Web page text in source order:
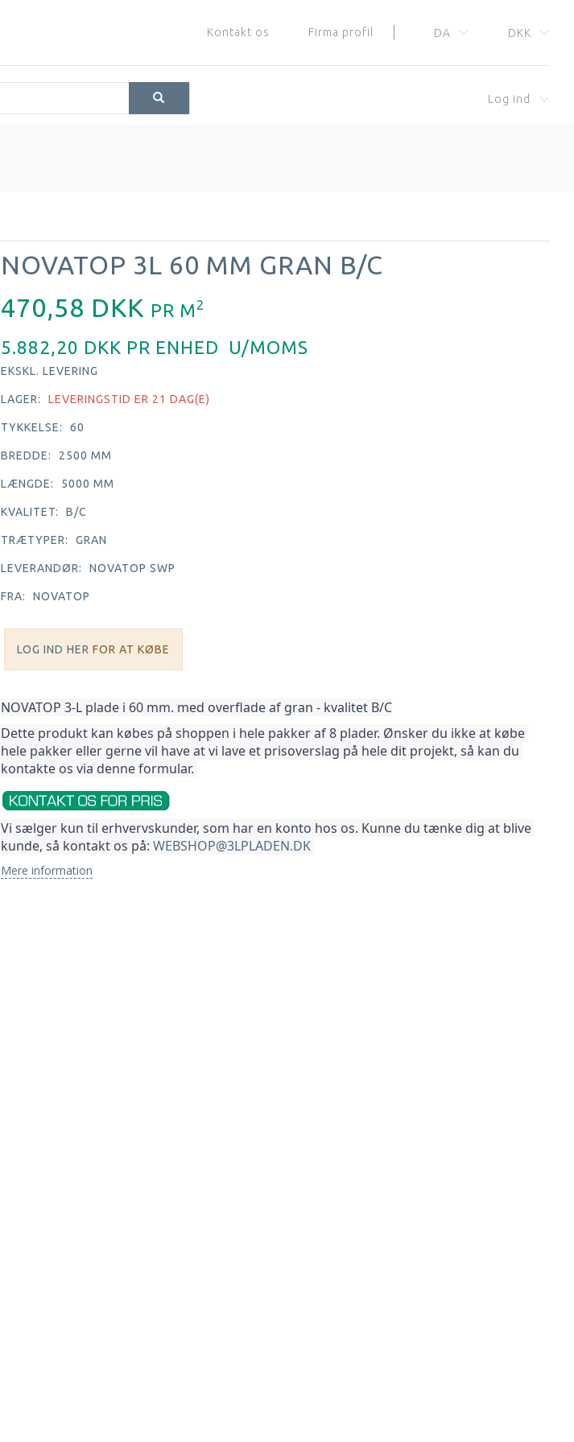
DKK
DA
Firma profil
Kontakt os
Log ind
NOVATOP 3L 60 MM GRAN B/C
470,58 DKK PR M2
5.882,20 DKK PR ENHED U/MOMS
EKSKL. LEVERING
LAGER: LEVERINGSTID ER 21 DAG(E)
TYKKELSE: 60
BREDDE: 2500 MM
LÆNGDE: 5000 MM
KVALITET: B/C
TRÆTYPER: GRAN
LEVERANDØR: NOVATOP SWP
FRA: NOVATOP
LOG IND HER FOR AT KØBE
NOVATOP 3-L plade i 60 mm. med overflade af gran - kvalitet B/C
Dette produkt kan købes på shoppen i hele pakker af 8 plader. Ønsker du ikke at købe
hele pakker eller gerne vil have at vi lave et prisoverslag på hele dit projekt, så kan du
kontakte os via denne formular.
Vi sælger kun til erhvervskunder, som har en konto hos os. Kunne du tænke dig at blive
kunde, så kontakt os på: WEBSHOP@3LPLADEN.DK
Mere information